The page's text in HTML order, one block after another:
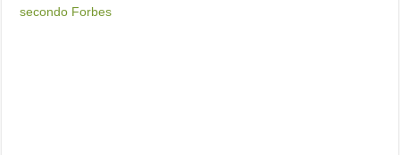
secondo Forbes